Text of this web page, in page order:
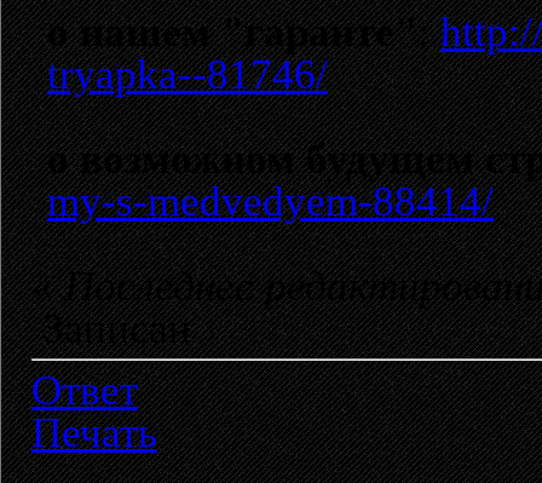
о нашем "гаранте":
tryapka--81746/
о возможном будущем
my-s-medvedyem-88414/
«Последнее
Записан
Ответ
Печать